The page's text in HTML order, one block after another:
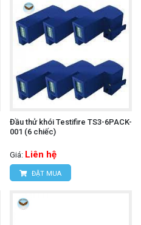
Đầu thử khói Testifire TS3-6PACK-
001 (6 chiếc)
Giá: Liên hệ
ĐẶT MUA